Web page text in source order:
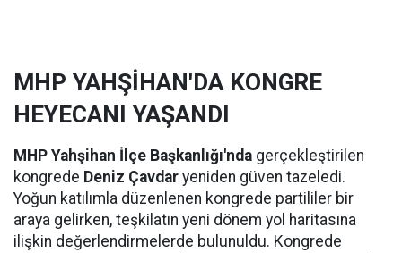
MHP YAHŞİHAN'DA KONGRE
HEYECANI YAŞANDI
MHP Yahşihan İlçe Başkanlığı'nda gerçekleştirilen
kongrede Deniz Çavdar yeniden güven tazeledi.
Yoğun katılımla düzenlenen kongrede partililer bir
araya gelirken, teşkilatın yeni dönem yol haritasına
ilişkin değerlendirmelerde bulunuldu. Kongrede